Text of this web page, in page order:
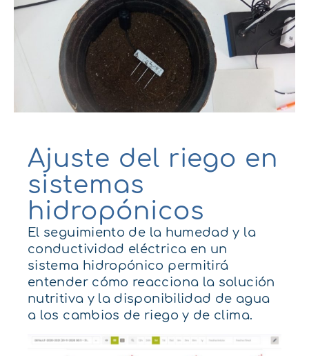
Ajuste del riego en
sistemas
hidropónicos
El seguimiento de la humedad y la
conductividad eléctrica en un
sistema hidropónico permitirá
entender cómo reacciona la solución
nutritiva y la disponibilidad de agua
a los cambios de riego y de clima.